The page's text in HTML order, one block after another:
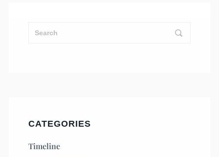
CATEGORIES
Timeline